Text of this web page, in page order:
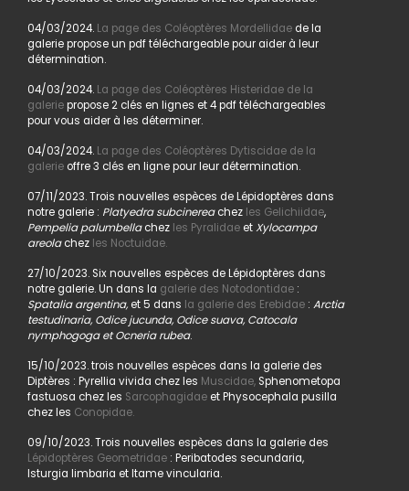
04/03/2024. La page des Coléoptères Mordellidaede la
galerie propose un pdf téléchargeable pour aider à leur
détermination.
04/03/2024. La page des Coléoptères Histeridae de la
galeriepropose 2 clés en lignes et 4 pdf téléchargeables
pour vous aider à les déterminer.
04/03/2024. La page des Coléoptères Dytiscidae de la
galerieoffre 3 clés en ligne pour leur détermination.
07/11/2023. Trois nouvelles espèces de Lépidoptères dans
notre galerie : Platyedra subcinereachez les Gelichiidae,
Pempelia palumbellachez les PyralidaeetXylocampa
areolachez les Noctuidae.
27/10/2023. Six nouvelles espèces de Lépidoptères dans
notre galerie. Un dans la galerie des Notodontidae:
Spatalia argentina, et 5 dans la galerie des Erebidae: Arctia
testudinaria, Odice jucunda, Odice suava, Catocala
nymphogoga et Ocneria rubea.
15/10/2023. trois nouvelles espèces dans la galerie des
Diptères : Pyrellia vivida chez les Muscidae,Sphenometopa
fastuosa chez les Sarcophagidaeet Physocephala pusilla
chez les Conopidae.
09/10/2023. Trois nouvelles espèces dans la galerie des
Lépidoptères Geometridae: Peribatodes secundaria,
Isturgia limbaria et Itame vincularia.